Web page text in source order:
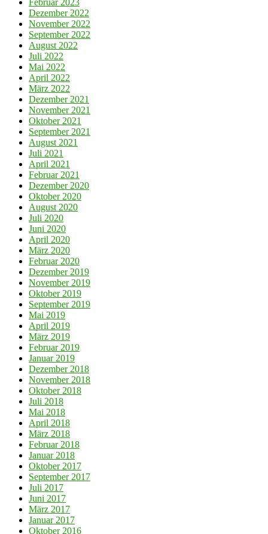
Februar 2023
Dezember 2022
November 2022
September 2022
August 2022
Juli 2022
Mai 2022
April 2022
März 2022
Dezember 2021
November 2021
Oktober 2021
September 2021
August 2021
Juli 2021
April 2021
Februar 2021
Dezember 2020
Oktober 2020
August 2020
Juli 2020
Juni 2020
April 2020
März 2020
Februar 2020
Dezember 2019
November 2019
Oktober 2019
September 2019
Mai 2019
April 2019
März 2019
Februar 2019
Januar 2019
Dezember 2018
November 2018
Oktober 2018
Juli 2018
Mai 2018
April 2018
März 2018
Februar 2018
Januar 2018
Oktober 2017
September 2017
Juli 2017
Juni 2017
März 2017
Januar 2017
Oktober 2016